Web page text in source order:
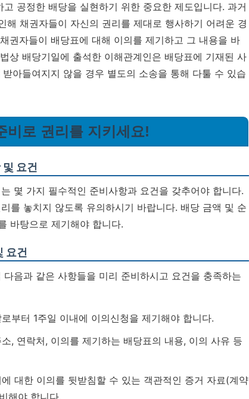
공정한 배당을 실현하기 위한 중요한 제도입니다. 과거
해 채권자들이 자신의 권리를 제대로 행사하기 어려운 경
권자들이 배당표에 대해 이의를 제기하고 그 내용을 바
상 배당기일에 출석한 이해관계인은 배당표에 기재된 사
아들여지지 않을 경우 별도의 소송을 통해 다툴 수 있습
비로 권리를 지키세요!
요건
몇 가지 필수적인 준비사항과 요건을 갖추어야 합니다.
를 놓치지 않도록 유의하시기 바랍니다. 배당 금액 및 순
바탕으로 제기해야 합니다.
요건
음과 같은 사항들을 미리 준비하시고 요건을 충족하는
부터 1주일 이내에 이의신청을 제기해야 합니다.
, 연락처, 이의를 제기하는 배당표의 내용, 이의 사유 등
대한 이의를 뒷받침할 수 있는 객관적인 증거 자료(계약
해야 합니다.